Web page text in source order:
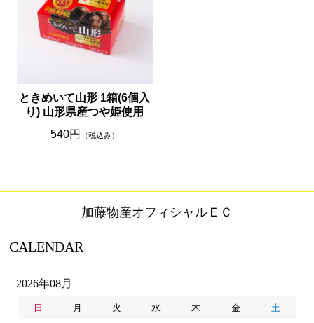
ときめいて山形 1箱(6個入
り) 山形県産つや姫使用
540円
（税込み）
加藤物産オフィシャルＥＣ
CALENDAR
2026年08月
日 月 火 水 木 金 土